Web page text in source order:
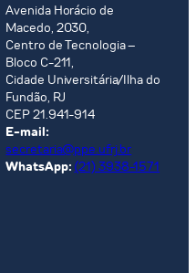
Avenida Horácio de
Macedo, 2030,
Centro de Tecnologia –
Bloco C-211,
Cidade Universitária/Ilha do
Fundão, RJ
CEP 21.941-914
E-mail:
secretaria@ppe.ufrj.br
WhatsApp: (21) 3938-1571